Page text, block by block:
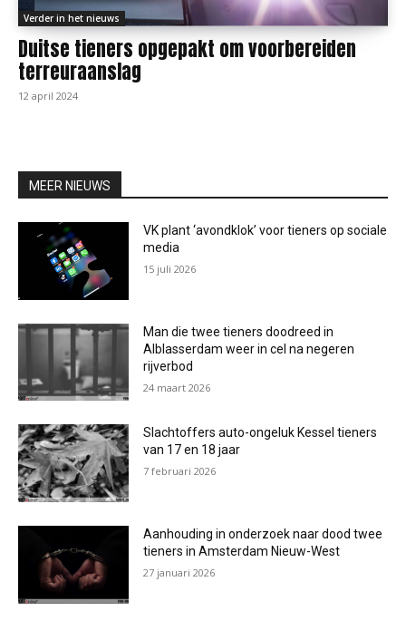
Verder in het nieuws
Duitse tieners opgepakt om voorbereiden
terreuraanslag
12 april 2024
MEER NIEUWS
VK plant ‘avondklok’ voor tieners op sociale
media
15 juli 2026
Man die twee tieners doodreed in
Alblasserdam weer in cel na negeren
rijverbod
24 maart 2026
Slachtoffers auto-ongeluk Kessel tieners
van 17 en 18 jaar
7 februari 2026
Aanhouding in onderzoek naar dood twee
tieners in Amsterdam Nieuw-West
27 januari 2026